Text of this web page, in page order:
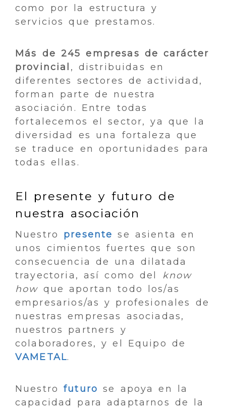
como por la estructura y
servicios que prestamos.
Más de 245 empresas de carácter
provincial , distribuidas en
diferentes sectores de actividad,
forman parte de nuestra
asociación. Entre todas
fortalecemos el sector, ya que la
diversidad es una fortaleza que
se traduce en oportunidades para
todas ellas.
El presente y futuro de
nuestra asociación
Nuestro presente se asienta en
unos cimientos fuertes que son
consecuencia de una dilatada
trayectoria, así como del
know
how que aportan todo los/as
empresarios/as y profesionales de
nuestras empresas asociadas,
nuestros partners y
colaboradores, y el Equipo de
VAMETAL.
Nuestrofuturo se apoya en la
capacidad para adaptarnos de la